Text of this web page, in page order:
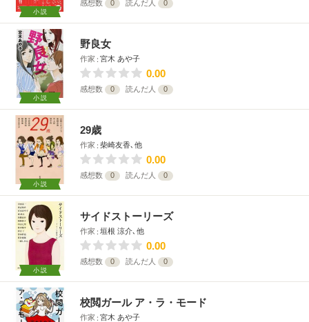
小説
感想数 0 読んだ人 0
小説
野良女
作家 宮木 あや子
0.00
感想数 0 読んだ人 0
小説
29歳
作家 柴崎友香､他
0.00
感想数 0 読んだ人 0
小説
サイドストーリーズ
作家 垣根 涼介､他
0.00
感想数 0 読んだ人 0
校閲ガール ア・ラ・モード
作家 宮木 あや子